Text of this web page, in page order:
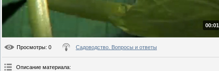
Просмотры: 0 Садоводство. Вопросы и ответы
Описание материала: